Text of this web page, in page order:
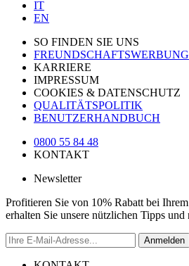
IT
EN
SO FINDEN SIE UNS
FREUNDSCHAFTSWERBUNG
KARRIERE
IMPRESSUM
COOKIES & DATENSCHUTZ
QUALITÄTSPOLITIK
BENUTZERHANDBUCH
0800 55 84 48
KONTAKT
Newsletter
Profitieren Sie von 10% Rabatt bei
erhalten Sie unsere nützlichen Tipps und
Anmelden